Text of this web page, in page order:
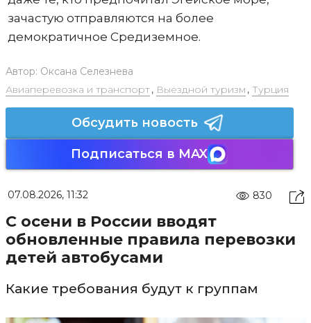
зачастую отправляются на более
демократичное Средиземное.
Автор: Оксана Селезнева
Авиаперевозка и транспорт, Выездной туризм , Турция
Обсудить новость
Подписаться в MAX
07.08.2026, 11:32 830
С осени в России вводят
обновленные правила перевозки
детей автобусами
Какие требования будут к группам